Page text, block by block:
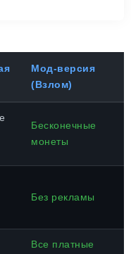
Мод-версия
(Взлом)
Бесконечные
монеты
Без рекламы
Все платные